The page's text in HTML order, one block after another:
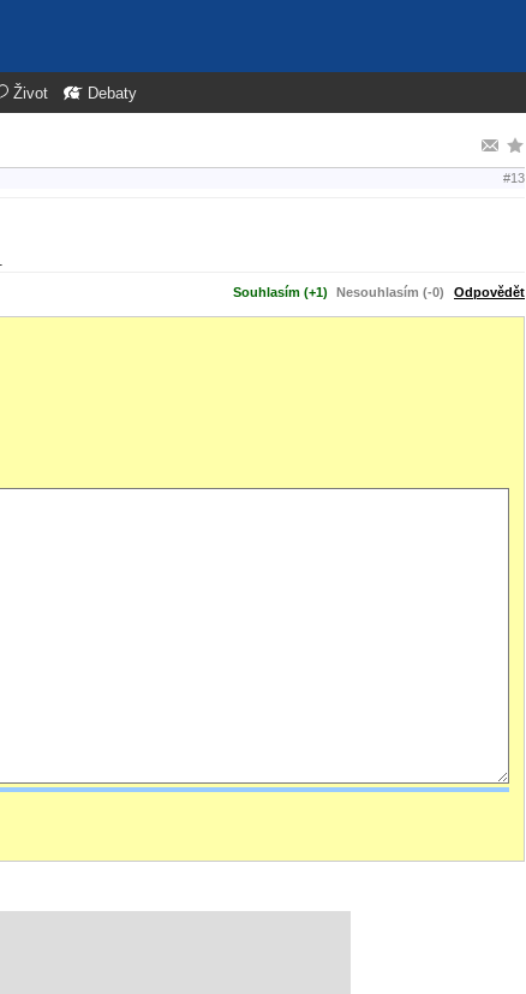
Život Debaty
#13
Souhlasím (+1) Nesouhlasím (-0) Odpovědět